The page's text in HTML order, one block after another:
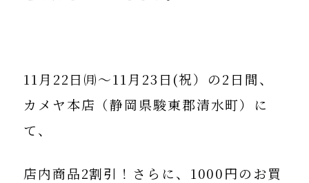
11月22日㈪～11月23日(祝） の2日間、
カメヤ本店（静岡県駿東郡清水町）に
て、
店内商品2割引 ！さらに、 1000円のお買